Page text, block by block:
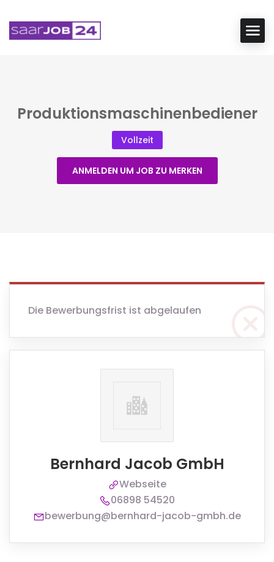
Produktionsmaschinenbediener
Vollzeit
ANMELDEN UM JOB ZU MERKEN
Die Bewerbungsfrist ist abgelaufen
Bernhard Jacob GmbH
Webseite
06898 54520
bewerbung@bernhard-jacob-gmbh.de